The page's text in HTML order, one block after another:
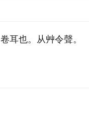
卷耳也。从艸令聲。